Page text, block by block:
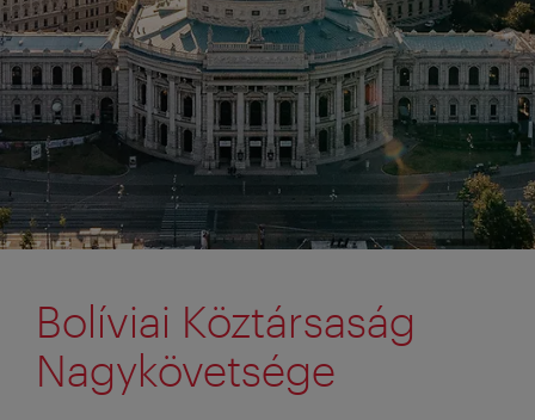
Bolíviai Köztársaság
Nagykövetsége